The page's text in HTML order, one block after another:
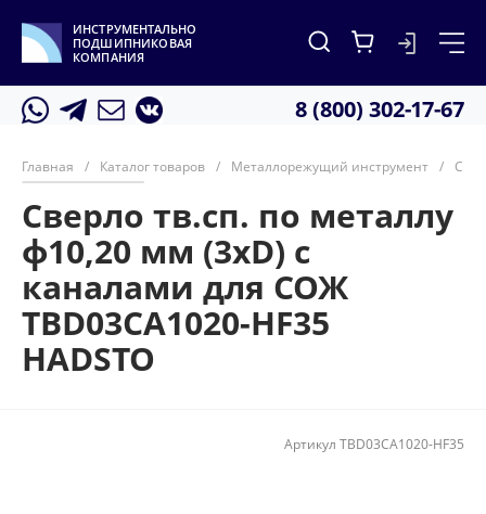
ИНСТРУМЕНТАЛЬНО
ПОДШИПНИКОВАЯ
КОМПАНИЯ
8 (800) 302-17-67
Главная / Каталог товаров / Металлорежущий инструмент /
Сверло тв.сп. по металлу
ф10,20 мм (3xD) с
каналами для СОЖ
TBD03CA1020-HF35
HADSTO
Артикул TBD03CA1020-HF35